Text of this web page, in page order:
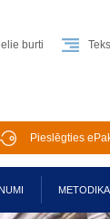
burti
Pieslēgties
METODIKA